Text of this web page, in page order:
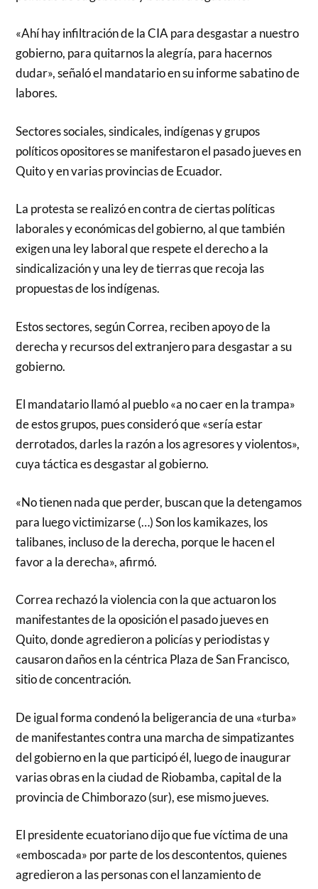
«Ahí hay infiltración de la CIA para desgastar a nuestro
gobierno, para quitarnos la alegría, para hacernos
dudar», señaló el mandatario en su informe sabatino de
labores.
Sectores sociales, sindicales, indígenas y grupos
políticos opositores se manifestaron el pasado jueves en
Quito y en varias provincias de Ecuador.
La protesta se realizó en contra de ciertas políticas
laborales y económicas del gobierno, al que también
exigen una ley laboral que respete el derecho a la
sindicalización y una ley de tierras que recoja las
propuestas de los indígenas.
Estos sectores, según Correa, reciben apoyo de la
derecha y recursos del extranjero para desgastar a su
gobierno.
El mandatario llamó al pueblo «a no caer en la trampa»
de estos grupos, pues consideró que «sería estar
derrotados, darles la razón a los agresores y violentos»,
cuya táctica es desgastar al gobierno.
«No tienen nada que perder, buscan que la detengamos
para luego victimizarse (…) Son los kamikazes, los
talibanes, incluso de la derecha, porque le hacen el
favor a la derecha», afirmó.
Correa rechazó la violencia con la que actuaron los
manifestantes de la oposición el pasado jueves en
Quito, donde agredieron a policías y periodistas y
causaron daños en la céntrica Plaza de San Francisco,
sitio de concentración.
De igual forma condenó la beligerancia de una «turba»
de manifestantes contra una marcha de simpatizantes
del gobierno en la que participó él, luego de inaugurar
varias obras en la ciudad de Riobamba, capital de la
provincia de Chimborazo (sur), ese mismo jueves.
El presidente ecuatoriano dijo que fue víctima de una
«emboscada» por parte de los descontentos, quienes
agredieron a las personas con el lanzamiento de